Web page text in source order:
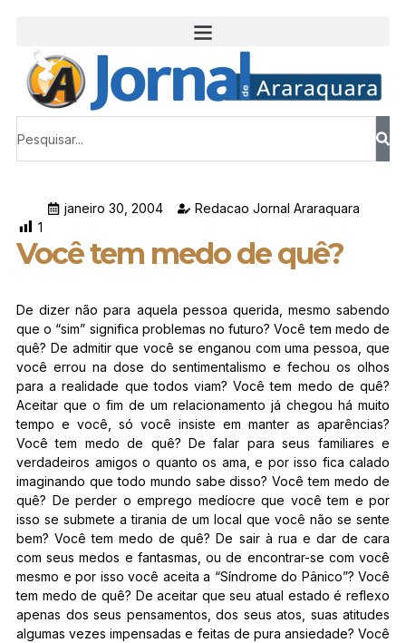
janeiro 30, 2004
Redacao Jornal Araraquara
1
Você tem medo de quê?
De dizer não para aquela pessoa querida, mesmo sabendo
que o “sim” significa problemas no futuro? Você tem medo de
quê? De admitir que você se enganou com uma pessoa, que
você errou na dose do sentimentalismo e fechou os olhos
para a realidade que todos viam? Você tem medo de quê?
Aceitar que o fim de um relacionamento já chegou há muito
tempo e você, só você insiste em manter as aparências?
Você tem medo de quê? De falar para seus familiares e
verdadeiros amigos o quanto os ama, e por isso fica calado
imaginando que todo mundo sabe disso? Você tem medo de
quê? De perder o emprego medíocre que você tem e por
isso se submete a tirania de um local que você não se sente
bem? Você tem medo de quê? De sair à rua e dar de cara
com seus medos e fantasmas, ou de encontrar-se com você
mesmo e por isso você aceita a “Síndrome do Pânico”? Você
tem medo de quê? De aceitar que seu atual estado é reflexo
apenas dos seus pensamentos, dos seus atos, suas atitudes
algumas vezes impensadas e feitas de pura ansiedade? Você